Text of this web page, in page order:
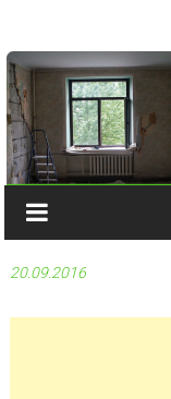
20.09.2016